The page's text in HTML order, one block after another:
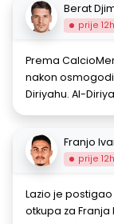
Berat
prije 12h
Prema
nakon
Diriyahu. Al-
Franjo
prije 12h
Lazio je
otkupa za